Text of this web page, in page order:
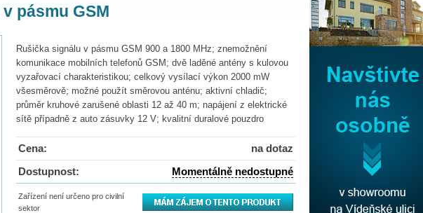
pásmu GSM
Rušička signálu v pásmu GSM 900 a 1800 MHz; znemožnění
komunikace mobilních telefonů GSM; dvě laděné antény s kulovou
vyzařovací charakteristikou; celkový vysílací výkon 2000 mW
všesměrově; možné použít směrovou anténu; aktivní chladič;
průměr kruhové zarušené oblasti 12 až 40 m; napájení z elektrické
sítě případně z auto zásuvky 12 V; kvalitní duralové pouzdro
Cena:
na dotaz
Dostupnost:
Momentálně nedostupné
Zařízení není určeno pro civilní
sektor